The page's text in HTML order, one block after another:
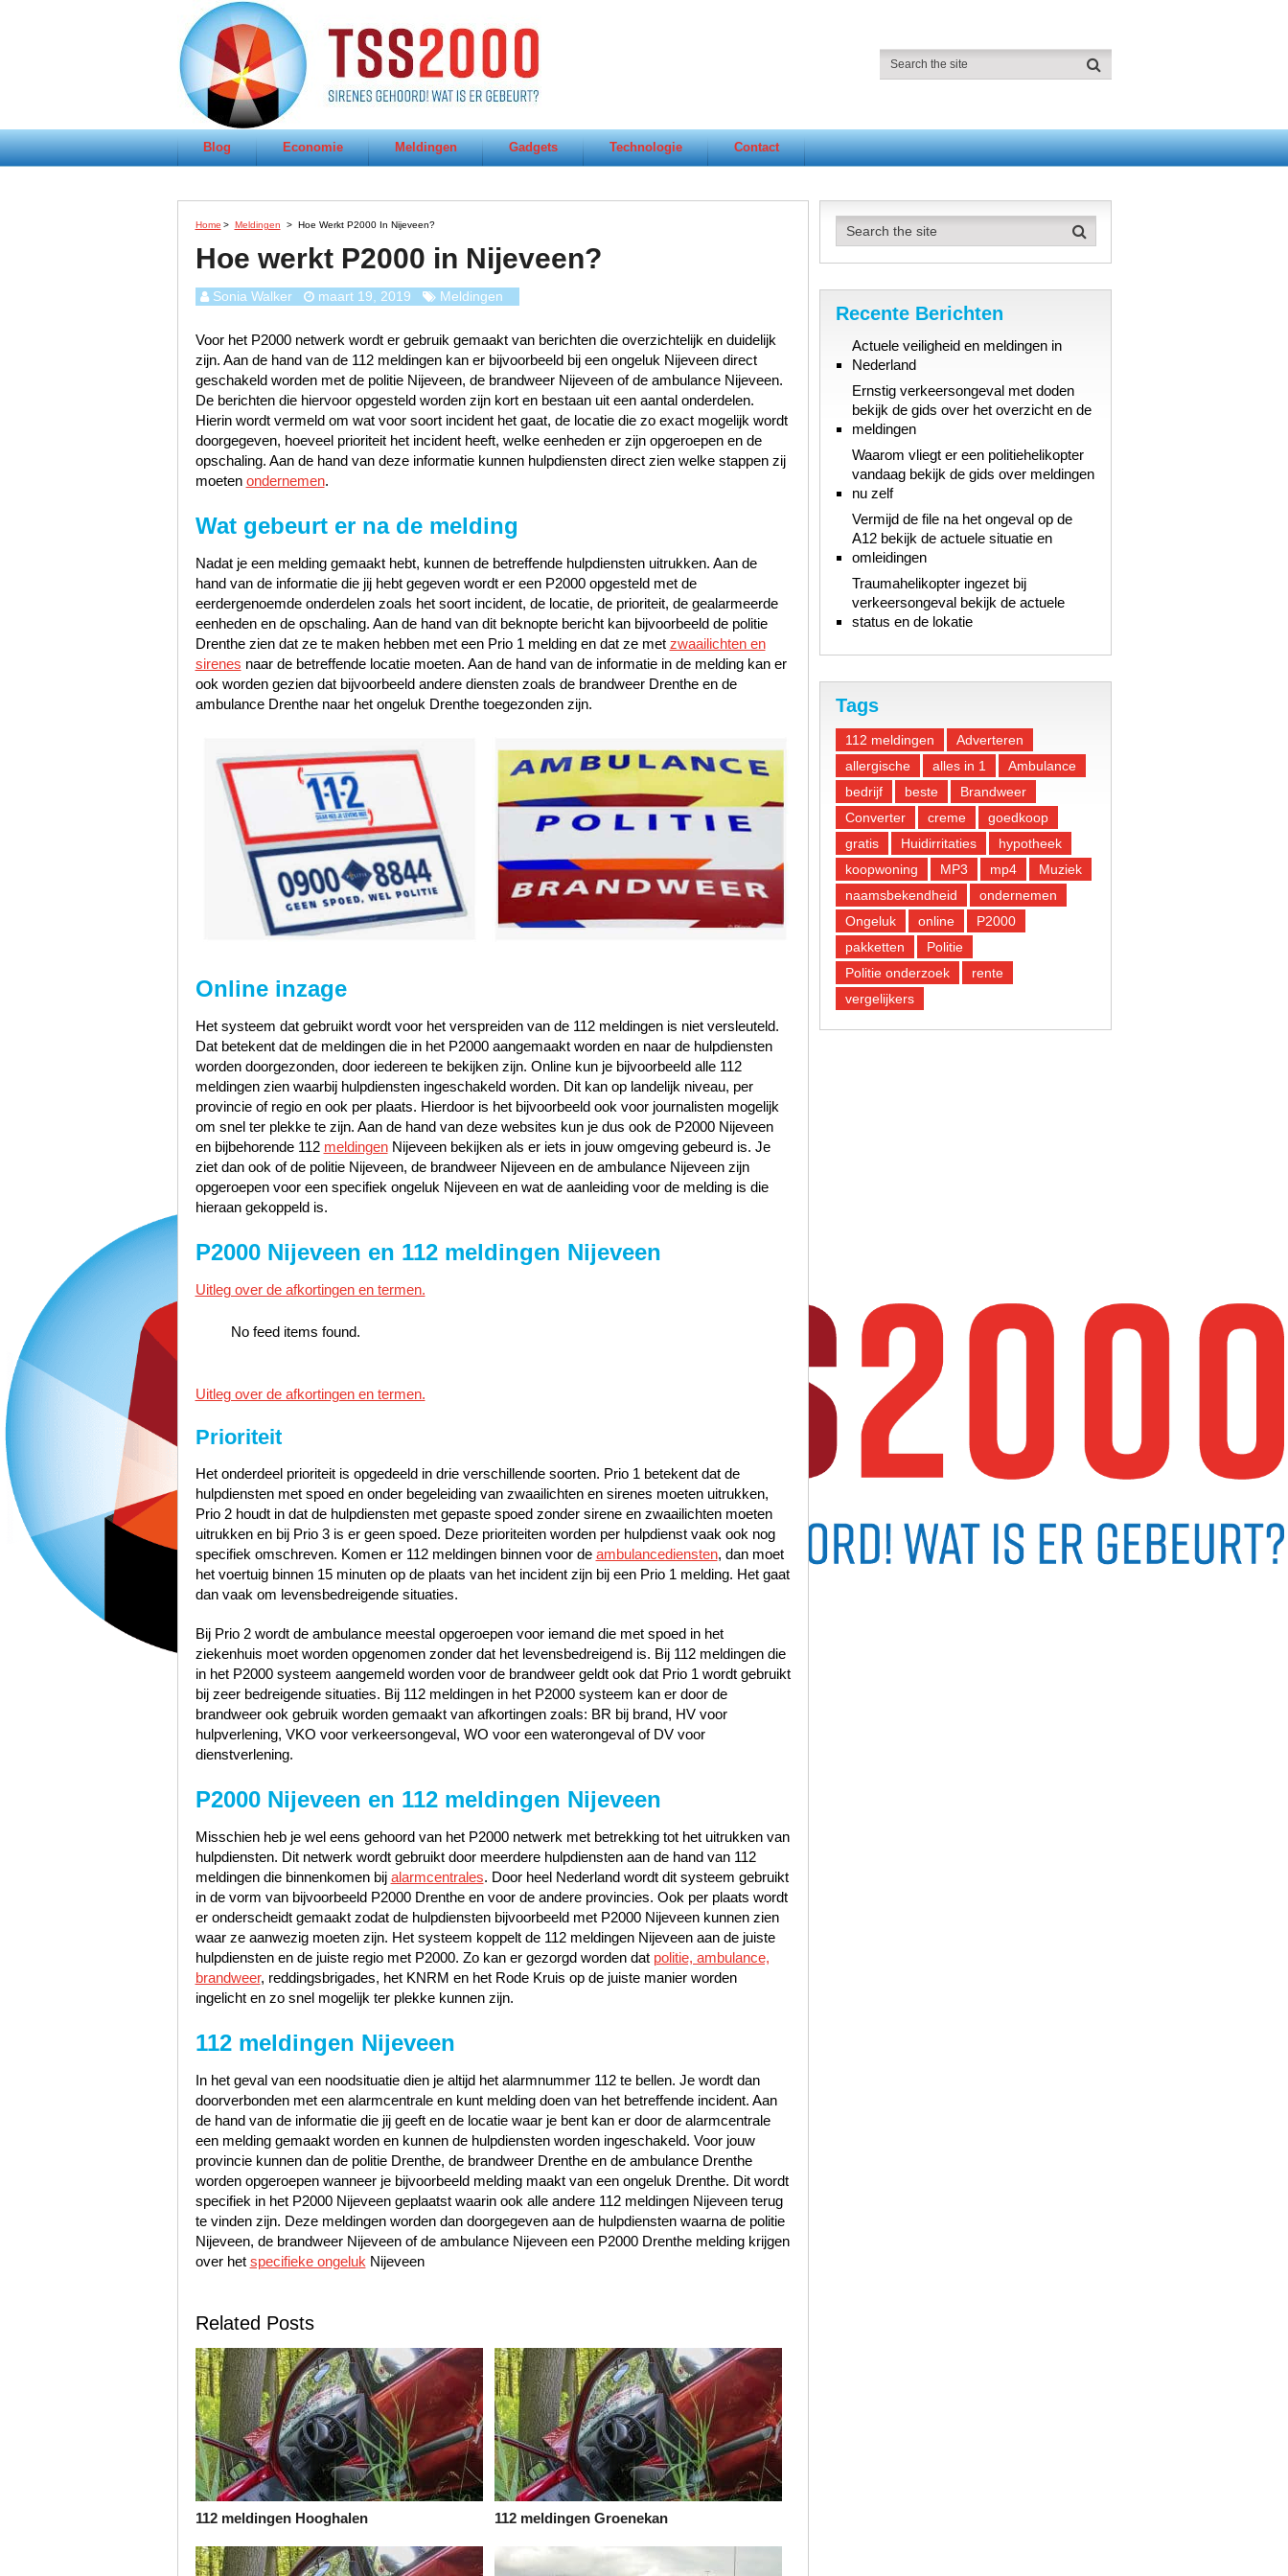
Blog Economie Meldingen Gadgets Technologie Contact
Home > Meldingen > Hoe Werkt P2000 In Nijeveen?
Hoe werkt P2000 in Nijeveen?
Sonia Walker maart 19, 2019 Meldingen
Voor het P2000 netwerk wordt er gebruik gemaakt van berichten die overzichtelijk en duidelijk
zijn. Aan de hand van de 112 meldingen kan er bijvoorbeeld bij een ongeluk Nijeveen direct
geschakeld worden met de politie Nijeveen, de brandweer Nijeveen of de ambulance Nijeveen.
De berichten die hiervoor opgesteld worden zijn kort en bestaan uit een aantal onderdelen.
Hierin wordt vermeld om wat voor soort incident het gaat, de locatie die zo exact mogelijk wordt
doorgegeven, hoeveel prioriteit het incident heeft, welke eenheden er zijn opgeroepen en de
opschaling. Aan de hand van deze informatie kunnen hulpdiensten direct zien welke stappen zij
moeten ondernemen.
Wat gebeurt er na de melding
Nadat je een melding gemaakt hebt, kunnen de betreffende hulpdiensten uitrukken. Aan de
hand van de informatie die jij hebt gegeven wordt er een P2000 opgesteld met de
eerdergenoemde onderdelen zoals het soort incident, de locatie, de prioriteit, de gealarmeerde
eenheden en de opschaling. Aan de hand van dit beknopte bericht kan bijvoorbeeld de politie
Drenthe zien dat ze te maken hebben met een Prio 1 melding en dat ze met zwaailichten en
sirenes naar de betreffende locatie moeten. Aan de hand van de informatie in de melding kan er
ook worden gezien dat bijvoorbeeld andere diensten zoals de brandweer Drenthe en de
ambulance Drenthe naar het ongeluk Drenthe toegezonden zijn.
Online inzage
Het systeem dat gebruikt wordt voor het verspreiden van de 112 meldingen is niet versleuteld.
Dat betekent dat de meldingen die in het P2000 aangemaakt worden en naar de hulpdiensten
worden doorgezonden, door iedereen te bekijken zijn. Online kun je bijvoorbeeld alle 112
meldingen zien waarbij hulpdiensten ingeschakeld worden. Dit kan op landelijk niveau, per
provincie of regio en ook per plaats. Hierdoor is het bijvoorbeeld ook voor journalisten mogelijk
om snel ter plekke te zijn. Aan de hand van deze websites kun je dus ook de P2000 Nijeveen
en bijbehorende 112 meldingenNijeveen bekijken als er iets in jouw omgeving gebeurd is. Je
ziet dan ook of de politie Nijeveen, de brandweer Nijeveen en de ambulance Nijeveen zijn
opgeroepen voor een specifiek ongeluk Nijeveen en wat de aanleiding voor de melding is die
hieraan gekoppeld is.
P2000 Nijeveen en 112 meldingen Nijeveen
Uitleg over de afkortingen en termen.
No feed items found.
Uitleg over de afkortingen en termen.
Prioriteit
Het onderdeel prioriteit is opgedeeld in drie verschillende soorten. Prio 1 betekent dat de
hulpdiensten met spoed en onder begeleiding van zwaailichten en sirenes moeten uitrukken,
Prio 2 houdt in dat de hulpdiensten met gepaste spoed zonder sirene en zwaailichten moeten
uitrukken en bij Prio 3 is er geen spoed. Deze prioriteiten worden per hulpdienst vaak ook nog
specifiek omschreven. Komen er 112 meldingen binnen voor de ambulancediensten, dan moet
het voertuig binnen 15 minuten op de plaats van het incident zijn bij een Prio 1 melding. Het gaat
dan vaak om levensbedreigende situaties.
Bij Prio 2 wordt de ambulance meestal opgeroepen voor iemand die met spoed in het
ziekenhuis moet worden opgenomen zonder dat het levensbedreigend is. Bij 112 meldingen die
in het P2000 systeem aangemeld worden voor de brandweer geldt ook dat Prio 1 wordt gebruikt
bij zeer bedreigende situaties. Bij 112 meldingen in het P2000 systeem kan er door de
brandweer ook gebruik worden gemaakt van afkortingen zoals: BR bij brand, HV voor
hulpverlening, VKO voor verkeersongeval, WO voor een waterongeval of DV voor
dienstverlening.
P2000 Nijeveen en 112 meldingen Nijeveen
Misschien heb je wel eens gehoord van het P2000 netwerk met betrekking tot het uitrukken van
hulpdiensten. Dit netwerk wordt gebruikt door meerdere hulpdiensten aan de hand van 112
meldingen die binnenkomen bij alarmcentrales. Door heel Nederland wordt dit systeem gebruikt
in de vorm van bijvoorbeeld P2000 Drenthe en voor de andere provincies. Ook per plaats wordt
er onderscheidt gemaakt zodat de hulpdiensten bijvoorbeeld met P2000 Nijeveen kunnen zien
waar ze aanwezig moeten zijn. Het systeem koppelt de 112 meldingen Nijeveen aan de juiste
hulpdiensten en de juiste regio met P2000. Zo kan er gezorgd worden dat politie, ambulance,
brandweer, reddingsbrigades, het KNRM en het Rode Kruis op de juiste manier worden
ingelicht en zo snel mogelijk ter plekke kunnen zijn.
112 meldingen Nijeveen
In het geval van een noodsituatie dien je altijd het alarmnummer 112 te bellen. Je wordt dan
doorverbonden met een alarmcentrale en kunt melding doen van het betreffende incident. Aan
de hand van de informatie die jij geeft en de locatie waar je bent kan er door de alarmcentrale
een melding gemaakt worden en kunnen de hulpdiensten worden ingeschakeld. Voor jouw
provincie kunnen dan de politie Drenthe, de brandweer Drenthe en de ambulance Drenthe
worden opgeroepen wanneer je bijvoorbeeld melding maakt van een ongeluk Drenthe. Dit wordt
specifiek in het P2000 Nijeveen geplaatst waarin ook alle andere 112 meldingen Nijeveen terug
te vinden zijn. Deze meldingen worden dan doorgegeven aan de hulpdiensten waarna de politie
Nijeveen, de brandweer Nijeveen of de ambulance Nijeveen een P2000 Drenthe melding krijgen
over het specifieke ongeluk Nijeveen
Related Posts
112 meldingen Hooghalen 112 meldingen Groenekan
Recente Berichten
Actuele veiligheid en meldingen in
Nederland
Ernstig verkeersongeval met doden
bekijk de gids over het overzicht en de
meldingen
Waarom vliegt er een politiehelikopter
vandaag bekijk de gids over meldingen
nu zelf
Vermijd de file na het ongeval op de
A12 bekijk de actuele situatie en
omleidingen
Traumahelikopter ingezet bij
verkeersongeval bekijk de actuele
status en de lokatie
Tags
112 meldingen
Adverteren
allergische
alles in 1
Ambulance
bedrijf
beste
Brandweer
Converter
creme
goedkoop
gratis
Huidirritaties
hypotheek
koopwoning
MP3 mp4
Muziek
naamsbekendheid
ondernemen
Ongeluk
online
P2000
pakketten
Politie
Politie onderzoek
rente
vergelijkers